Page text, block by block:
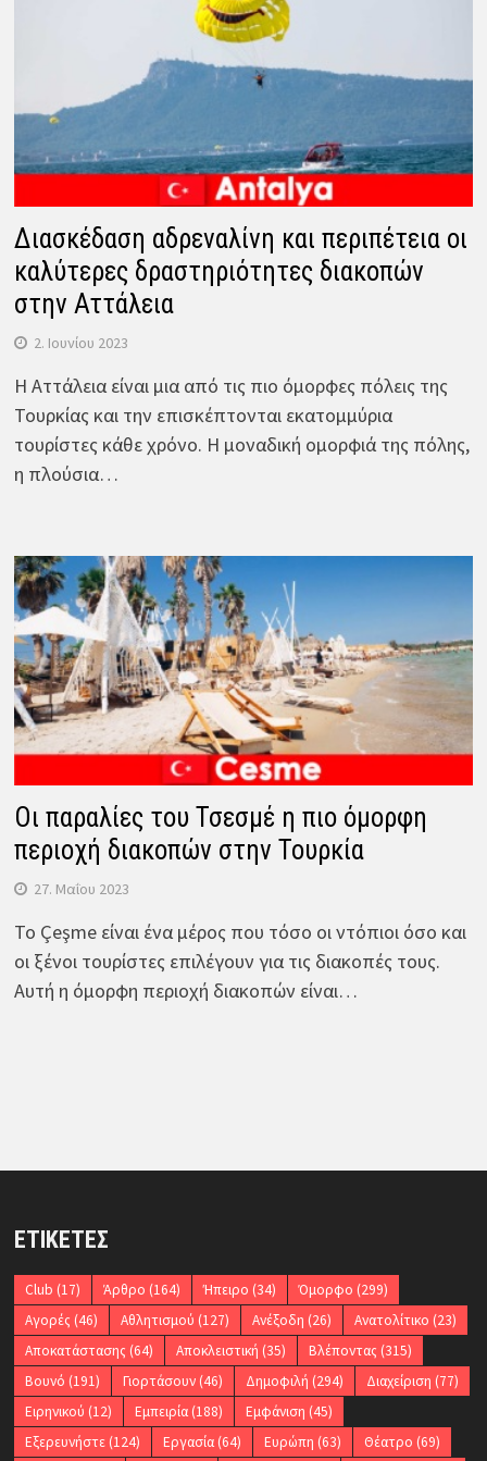
Διασκέδαση αδρεναλίνη και περιπέτεια οι
καλύτερες δραστηριότητες διακοπών
στην Αττάλεια
2. Ιουνίου 2023
Η Αττάλεια είναι μια από τις πιο όμορφες πόλεις της
Τουρκίας και την επισκέπτονται εκατομμύρια
τουρίστες κάθε χρόνο. Η μοναδική ομορφιά της πόλης,
η πλούσια…
Οι παραλίες του Τσεσμέ η πιο όμορφη
περιοχή διακοπών στην Τουρκία
27. Μαΐου 2023
Το Çeşme είναι ένα μέρος που τόσο οι ντόπιοι όσο και
οι ξένοι τουρίστες επιλέγουν για τις διακοπές τους.
Αυτή η όμορφη περιοχή διακοπών είναι…
ΕΤΙΚΈΤΕΣ
Club (17) Άρθρο (164) Ήπειρο (34) Όμορφο (299)
Αγορές (46) Αθλητισμού (127) Ανέξοδη (26) Ανατολίτικο (23)
Αποκατάστασης (64) Αποκλειστική (35) Βλέποντας (315)
Βουνό (191) Γιορτάσουν(46) Δημοφιλή (294) Διαχείριση (77)
Ειρηνικού (12) Εμπειρία(188) Εμφάνιση (45)
Εξερευνήστε(124) Εργασία(64) Ευρώπη (63) Θέατρο (69)